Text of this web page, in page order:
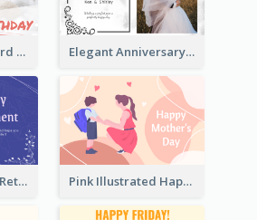
Baby Birthday Card With Simple Decorations Elegant Anniversary Card With Photo
Blue Tone Floral Retirement Greeting Card Pink Illustrated Happy Mother's Day Celebration Card